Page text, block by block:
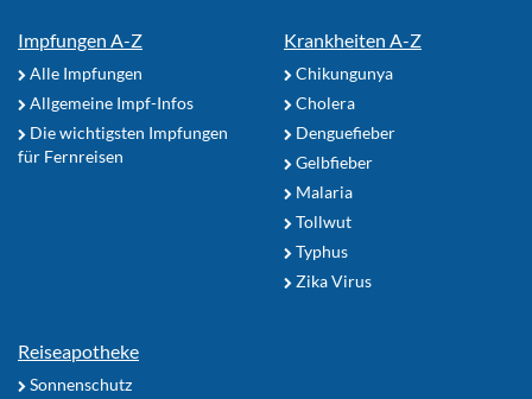
Impfungen A-Z
Alle Impfungen
Allgemeine Impf-Infos
Die wichtigsten Impfungen
für Fernreisen
Krankheiten A-Z
Chikungunya
Cholera
Denguefieber
Gelbfieber
Malaria
Tollwut
Typhus
Zika Virus
Reiseapotheke
Sonnenschutz